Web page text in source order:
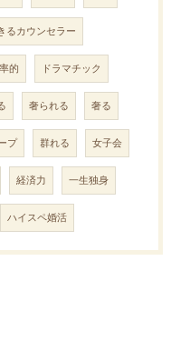
るカウンセラー
的 ドラマチック
奢られる 奢る
プ 群れる 女子会
経済力 一生独身
ハイスペ婚活